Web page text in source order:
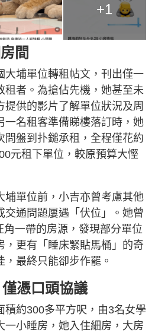
+1
間
大埔單位轉租帖文，刊出僅一
租者。為搶佔先機，她甚至未
提供的影片了解單位狀況及周
一名租客準備睇樓落訂時，她
問盤到扑鎚承租，全程僅花約
元租下單位，較原預算大慳
埔單位前，小吉亦曾考慮其他
交通問題屢遇「伏位」。她曾
一帶的房源，發現部分單位
，更有「睡床緊貼馬桶」的奇
最終只能卻步作罷。
憑口頭協議
積約300多平方呎，由3名女學
一小睡房，她入住細房，大房